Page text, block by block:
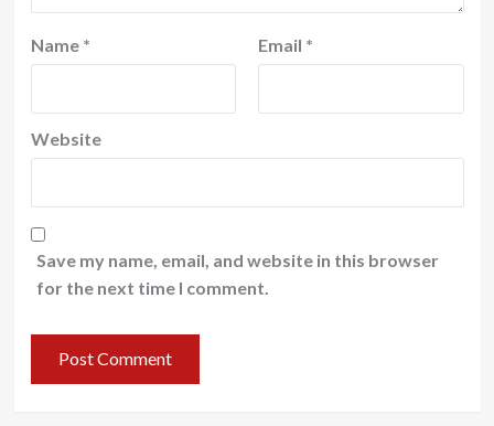
Name * Email *
Website
Save my name, email, and website in this browser
for the next time I comment.